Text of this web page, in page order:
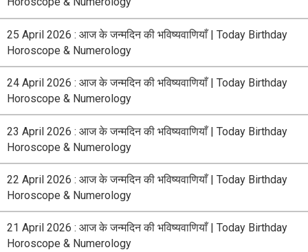
25 April 2026 : आज के जन्मदिन की भविष्यवाणियाँ | Today Birthday
Horoscope & Numerology
24 April 2026 : आज के जन्मदिन की भविष्यवाणियाँ | Today Birthday
Horoscope & Numerology
23 April 2026 : आज के जन्मदिन की भविष्यवाणियाँ | Today Birthday
Horoscope & Numerology
22 April 2026 : आज के जन्मदिन की भविष्यवाणियाँ | Today Birthday
Horoscope & Numerology
21 April 2026 : आज के जन्मदिन की भविष्यवाणियाँ | Today Birthday
Horoscope & Numerology